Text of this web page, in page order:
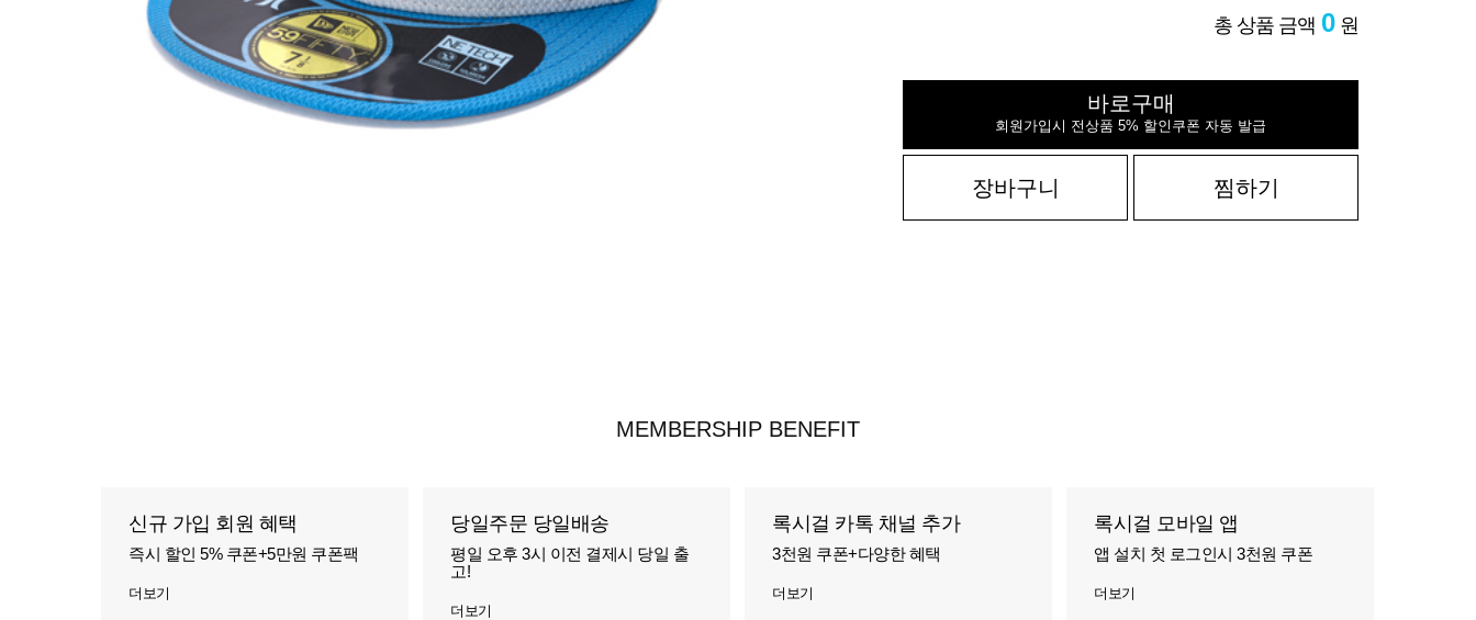
총 상품 금액 0 원
바로구매
회원가입시 전상품 5% 할인쿠폰 자동 발급
장바구니 찜하기
MEMBERSHIP BENEFIT
신규 가입 회원 혜택
즉시 할인 5% 쿠폰+5만원 쿠폰팩
더보기
당일주문 당일배송
평일 오후 3시 이전 결제시 당일 출
고!
더보기
록시걸 카톡 채널 추가
3천원 쿠폰+다양한 혜택
더보기
록시걸 모바일 앱
앱 설치 첫 로그인시 3천원 쿠폰
더보기